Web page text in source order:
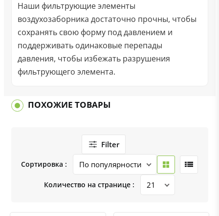
Наши фильтрующие элементы
воздухозаборника достаточно прочны, чтобы
сохранять свою форму под давлением и
поддерживать одинаковые перепады
давления, чтобы избежать разрушения
фильтрующего элемента.
ПОХОЖИЕ ТОВАРЫ
Filter
Сортировка :
Количество на странице :